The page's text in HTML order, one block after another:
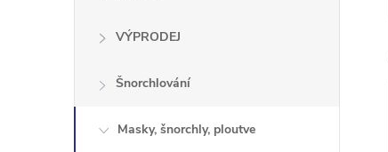
VÝPRODEJ
Šnorchlování
Masky, šnorchly, ploutve